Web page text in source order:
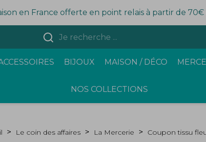
en France offerte en point relais à partir de
BIJOUX MAISON / DÉCO
NOS COLLECTIONS
Le coin des affaires La Mercerie Coupon tissu